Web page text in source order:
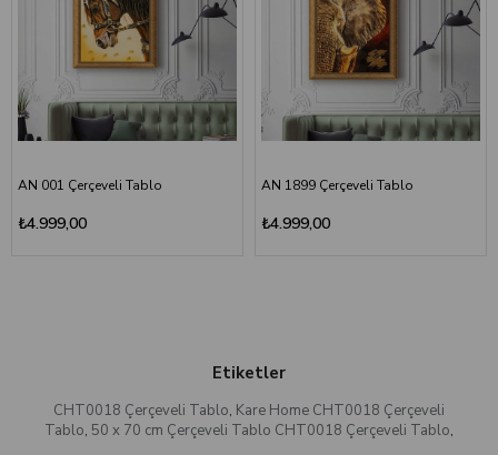
AN 001 Çerçeveli Tablo
₺4.999,00
AN 1899 Çerçeveli Tablo
₺4.999,00
Etiketler
CHT0018 Çerçeveli Tablo, Kare Home CHT0018 Çerçeveli
Tablo, 50 x 70 cm Çerçeveli Tablo CHT0018 Çerçeveli Tablo,